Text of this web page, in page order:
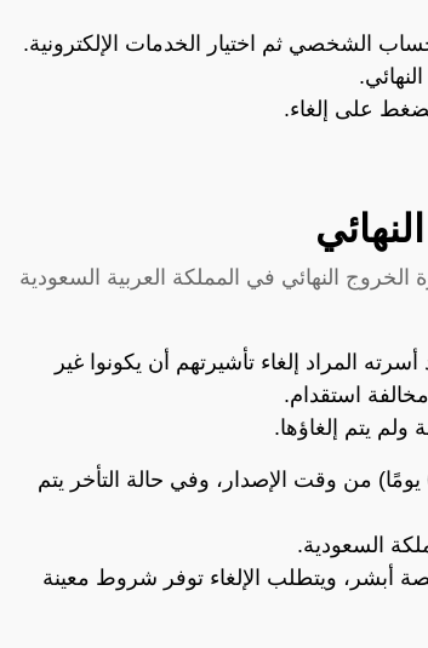
الشخصي ثم اختيار الخدمات الإلكترونية.
على إلغاء.
النهائي في المملكة العربية السعودية
المراد إلغاء تأشيرتهم أن يكونوا غير
استقدام.
يتم إلغاؤها.
يجب أن لا يتأخر الإلغاء عن المدة المحددة (60 يومًا) من وقت الإصدار، وفي حالة التأخر يتم
السعودية.
أبشر، ويتطلب الإلغاء توفر شروط معينة